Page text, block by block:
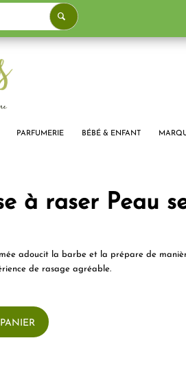
PARFUMERIE BÉBÉ & ENFANT
à raser Peau
adoucit la barbe et la prépare de
de rasage agréable.